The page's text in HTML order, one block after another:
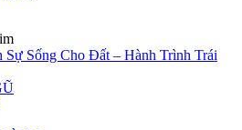
Sống Cho Đất – Hành Trình Trái